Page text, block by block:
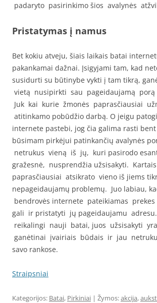
padaryto pasirinkimo šios avalynės
Pristatymas į namus
Bet kokiu atveju, šiais laikais batai
pakankamai dažnai. Įsigyjami tam, kad
susidurti su būtinybe vykti į tam tikrą,
vietą nusipirkti sau pageidaujamą
Juk kai kurie žmonės paprasčiausiai
atitinkamo pobūdžio darbą. O jeigu
internete pastebi, jog čia galima rasti
būsimam pirkėjui patinkančių avalynės
netrukus vieną iš jų, kuri pasirodo
gražesnė, nusprendžia užsisakyti.
paprasčiausiai atsikrato vieno iš jiems
nepageidaujamų problemų. Juo labiau,
bendrovės internete pateikiamas
gali ir pristatyti jų pageidaujamu
reikalingi nauji batai, juos užsisakyti
ganėtinai įvairiais būdais ir jau
savo rankose.
Straipsniai
Kategorijos: Batai, Pirkiniai | Žymos:akcija,